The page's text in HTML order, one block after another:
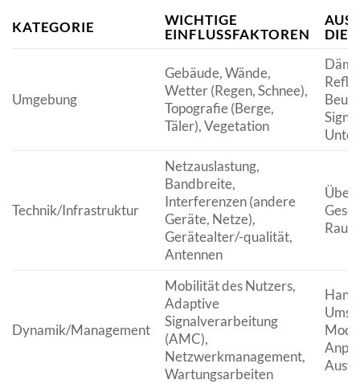
KATEGORIE
WICHTIGE
EINFLUSSFAKTOREN
DIE
Umgebung
Gebäude, Wände,
Wetter (Regen, Schnee),
Topografie (Berge,
Täler), Vegetation
Technik/Infrastruktur
Netzauslastung,
Bandbreite,
Interferenzen (andere
Geräte, Netze),
Gerätealter/-qualität,
Antennen
Dynamik/Management
Mobilität des Nutzers,
Adaptive
Signalverarbeitung
(AMC),
Netzwerkmanagement,
Wartungsarbeiten